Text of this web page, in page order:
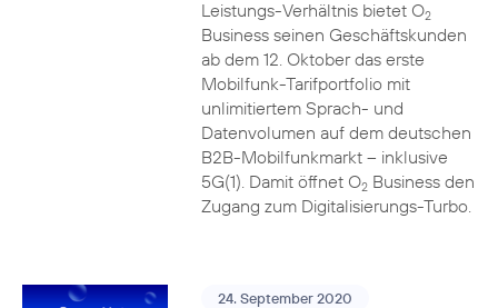
Leistungs-Verhältnis bietet O2
Business seinen Geschäftskunden
ab dem 12. Oktober das erste
Mobilfunk-Tarifportfolio mit
unlimitiertem Sprach- und
Datenvolumen auf dem deutschen
B2B-Mobilfunkmarkt – inklusive
5G(1). Damit öffnet O2Business den
Zugang zum Digitalisierungs-Turbo.
24. September 2020